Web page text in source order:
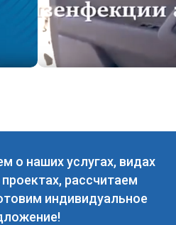
о наших услугах, видах
рассчитаем
индивидуальное